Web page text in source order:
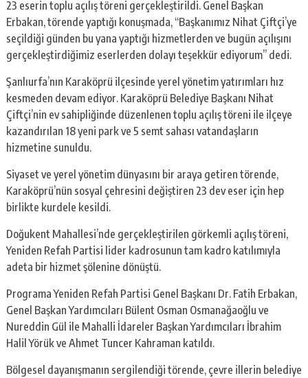
23 eserin toplu açılış töreni gerçekleştirildi. Genel Başkan
Erbakan, törende yaptığı konuşmada, “Başkanımız Nihat Çiftçi’ye
seçildiği günden bu yana yaptığı hizmetlerden ve bugün açılışını
gerçekleştirdiğimiz eserlerden dolayı teşekkür ediyorum” dedi.
Şanlıurfa’nın Karaköprü ilçesinde yerel yönetim yatırımları hız
kesmeden devam ediyor. Karaköprü Belediye Başkanı Nihat
Çiftçi’nin ev sahipliğinde düzenlenen toplu açılış töreni ile ilçeye
kazandırılan 18 yeni park ve 5 semt sahası vatandaşların
hizmetine sunuldu.
Siyaset ve yerel yönetim dünyasını bir araya getiren törende,
Karaköprü’nün sosyal çehresini değiştiren 23 dev eser için hep
birlikte kurdele kesildi.
Doğukent Mahallesi’nde gerçekleştirilen görkemli açılış töreni,
Yeniden Refah Partisi lider kadrosunun tam kadro katılımıyla
adeta bir hizmet şölenine dönüştü.
Programa Yeniden Refah Partisi Genel Başkanı Dr. Fatih Erbakan,
Genel Başkan Yardımcıları Bülent Osman Osmanağaoğlu ve
Nureddin Gül ile Mahalli İdareler Başkan Yardımcıları İbrahim
Halil Yörük ve Ahmet Tuncer Kahraman katıldı.
Bölgesel dayanışmanın sergilendiği törende, çevre illerin belediye